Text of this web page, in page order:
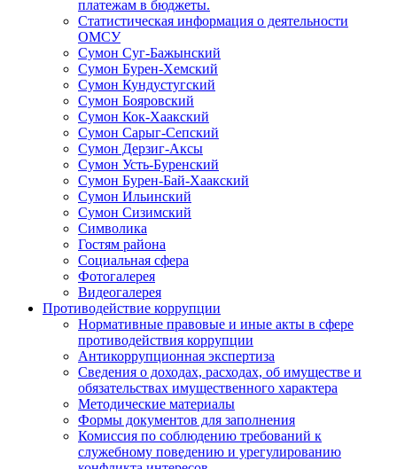
платежам в бюджеты.
Статистическая информация о деятельности
ОМСУ
Сумон Суг-Бажынский
Сумон Бурен-Хемский
Сумон Кундустугский
Сумон Бояровский
Сумон Кок-Хаакский
Сумон Сарыг-Сепский
Сумон Дерзиг-Аксы
Сумон Усть-Буренский
Сумон Бурен-Бай-Хаакский
Сумон Ильинский
Сумон Сизимский
Символика
Гостям района
Социальная сфера
Фотогалерея
Видеогалерея
Противодействие коррупции
Нормативные правовые и иные акты в сфере
противодействия коррупции
Антикоррупционная экспертиза
Сведения о доходах, расходах, об имуществе и
обязательствах имущественного характера
Методические материалы
Формы документов для заполнения
Комиссия по соблюдению требований к
служебному поведению и урегулированию